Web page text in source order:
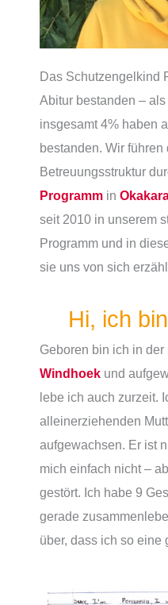
Das Schutzengelkind
Abitur bestanden –
insgesamt 4% haben
bestanden. Wir führen
Betreuungsstruktur
Programm in
seit 2010 in unserem
Programm und in
sie uns von sich
Hi, ich
Geboren bin ich in
Windhoek und
lebe ich auch zurzeit.
alleinerziehenden
aufgewachsen. Er ist
mich einfach nicht –
gestört. Ich habe 9
gerade
über, dass ich so eine